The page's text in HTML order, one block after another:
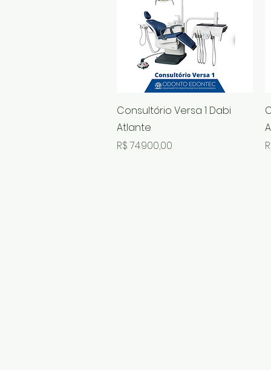
Visualização rápida
Consultório Versa 1 Dabi
Atlante
Preço
R$ 74.900,00